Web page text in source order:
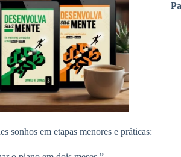
sonhos em etapas menores e práticas: